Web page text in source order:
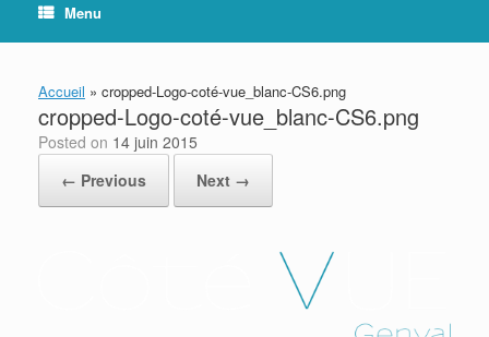
Menu
Accueil » cropped-Logo-coté-vue_blanc-CS6.png
cropped-Logo-coté-vue_blanc-CS6.png
Posted on 14 juin 2015
← Previous
Next →